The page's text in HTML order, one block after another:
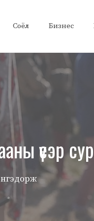
Соёл Бизнес
үеэр